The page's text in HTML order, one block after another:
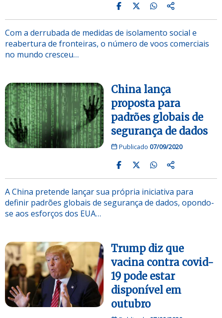
Com a derrubada de medidas de isolamento social e
reabertura de fronteiras, o número de voos comerciais
no mundo cresceu…
China lança
proposta para
padrões globais de
segurança de dados
Publicado 07/09/2020
A China pretende lançar sua própria iniciativa para
definir padrões globais de segurança de dados, opondo-
se aos esforços dos EUA…
Trump diz que
vacina contra covid-
19 pode estar
disponível em
outubro